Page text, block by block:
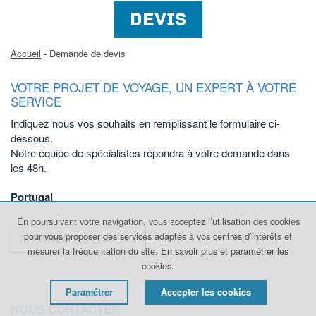
DEVIS
Accueil - Demande de devis
VOTRE PROJET DE VOYAGE, UN EXPERT À VOTRE
SERVICE
Indiquez nous vos souhaits en remplissant le formulaire ci-
dessous.
Notre équipe de spécialistes répondra à votre demande dans
les 48h.
Portugal
REVENIR AU BATEAU
NOUS CONTACTER
En poursuivant votre navigation, vous acceptez l’utilisation des cookies
pour vous proposer des services adaptés à vos centres d’intérêts et
mesurer la fréquentation du site. En savoir plus et paramétrer les
cookies.
Paramétrer Accepter les cookies